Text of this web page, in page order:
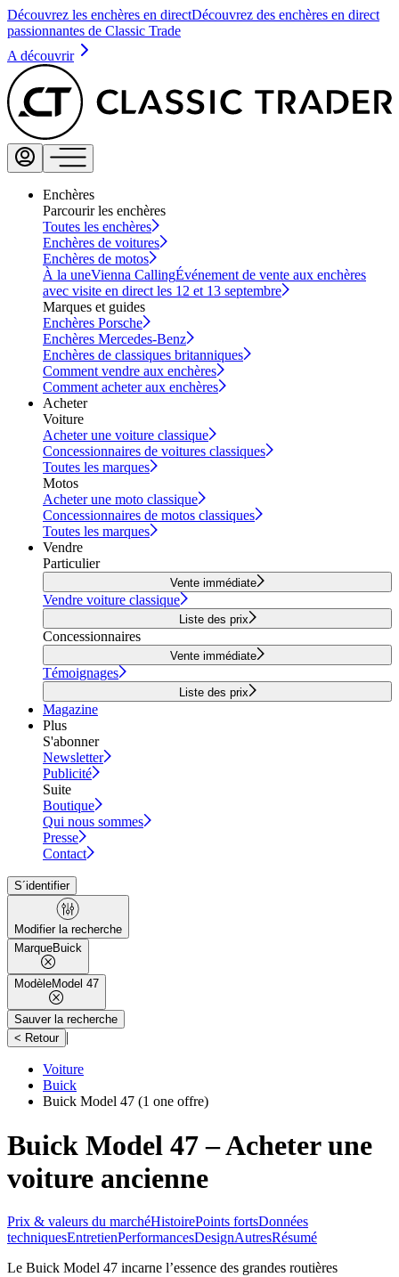
Découvrez les enchères en directDécouvrez des enchères en direct
passionnantes de Classic Trade
A découvrir
Enchères
Parcourir les enchères
Toutes les enchères
Enchères de voitures
Enchères de motos
À la uneVienna CallingÉvénement de vente aux enchères
avec visite en direct les 12 et 13 septembre
Marques et guides
Enchères Porsche
Enchères Mercedes-Benz
Enchères de classiques britanniques
Comment vendre aux enchères
Comment acheter aux enchères
Acheter
Voiture
Acheter une voiture classique
Concessionnaires de voitures classiques
Toutes les marques
Motos
Acheter une moto classique
Concessionnaires de motos classiques
Toutes les marques
Vendre
Particulier
Vente immédiate
Vendre voiture classique
Liste des prix
Concessionnaires
Vente immédiate
Témoignages
Liste des prix
Magazine
Plus
S'abonner
Newsletter
Publicité
Suite
Boutique
Qui nous sommes
Presse
Contact
S´identifier
Modifier la recherche
MarqueBuick
ModèleModel 47
Sauver la recherche
< Retour |
Voiture
Buick
Buick Model 47 (1 one offre)
Buick Model 47 – Acheter une
voiture ancienne
Prix & valeurs du marchéHistoirePoints fortsDonnées
techniquesEntretienPerformancesDesignAutresRésumé
Le Buick Model 47 incarne l’essence des grandes routières